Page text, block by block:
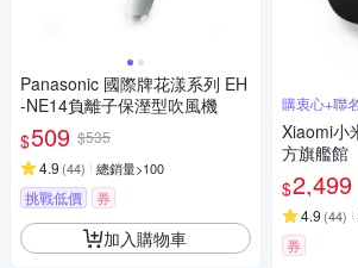
Panasonic 國際牌花漾系列 EH
-NE14負離子保溼型吹風機
$509 $535
4.9 (44) 總銷量>100
挑戰低價 券
加入購物車
購衷心+聯
Xiaomi小
方旗艦館
$2,499
4.9 (44)
券